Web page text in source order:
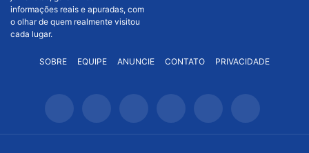
informações reais e apuradas, com
o olhar de quem realmente visitou
cada lugar.
SOBRE EQUIPE ANUNCIE CONTATO PRIVACIDADE